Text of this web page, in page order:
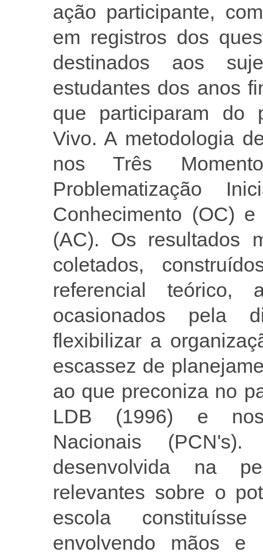
ação participante,
em registros dos
destinados aos
estudantes dos anos
que participaram do
Vivo. A metodologia
nos Três
Problematização
Conhecimento (OC)
(AC). Os resultados
coletados,
referencial teórico,
ocasionados pela
flexibilizar a
escassez de
ao que preconiza no
LDB (1996) e nos
Nacionais
desenvolvida na
relevantes sobre o
escola
envolvendo mãos e